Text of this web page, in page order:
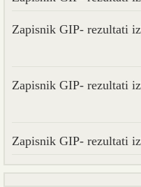
Zapisnik GIP- rezultati
Zapisnik GIP- rezultati
Zapisnik GIP- rezultati